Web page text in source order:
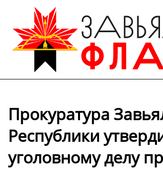
Прокуратура
Республики
уголовному делу